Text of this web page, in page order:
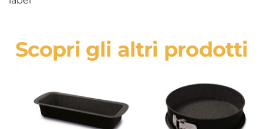
Scopri gli altri prodotti